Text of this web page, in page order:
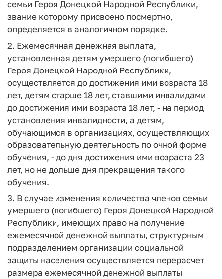
семьи Героя Донецкой Народной Республики,
звание которому присвоено посмертно,
определяется в аналогичном порядке.
2. Ежемесячная денежная выплата,
установленная детям умершего (погибшего)
Героя Донецкой Народной Республики,
осуществляется до достижения ими возраста 18
лет, детям старше 18 лет, ставшими инвалидами
до достижения ими возраста 18 лет, - на период
установления инвалидности, а детям,
обучающимся в организациях, осуществляющих
образовательную деятельность по очной форме
обучения, - до дня достижения ими возраста 23
лет, но не дольше дня прекращения такого
обучения.
3. В случае изменения количества членов семьи
умершего (погибшего) Героя Донецкой Народной
Республики, имеющих право на получение
ежемесячной денежной выплаты, структурным
подразделением организации социальной
защиты населения осуществляется перерасчет
размера ежемесячной денежной выплаты